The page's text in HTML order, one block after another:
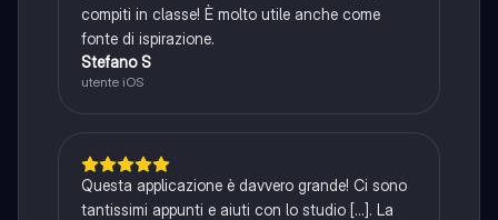
compiti in classe! È molto utile anche come
fonte di ispirazione.
Stefano S
utente iOS
Questa applicazione è davvero grande! Ci sono
tantissimi appunti e aiuti con lo studio [...]. La